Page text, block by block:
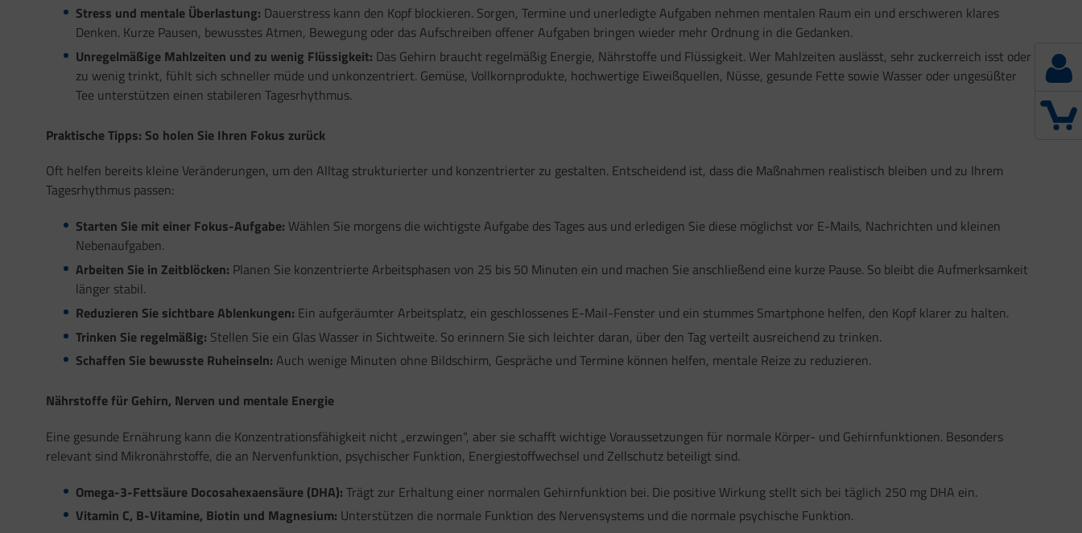
Stress und mentale Überlastung: Dauerstress kann den Kopf blockieren. Sorgen, Termine und unerledigte Aufgaben nehmen mentalen Raum ein und erschweren klares
Denken. Kurze Pausen, bewusstes Atmen, Bewegung oder das Aufschreiben offener Aufgaben bringen wieder mehr Ordnung in die Gedanken.
Unregelmäßige Mahlzeiten und zu wenig Flüssigkeit: Das Gehirn braucht regelmäßig Energie, Nährstoffe und Flüssigkeit. Wer Mahlzeiten auslässt, sehr zuckerreich isst oder
zu wenig trinkt, fühlt sich schneller müde und unkonzentriert. Gemüse, Vollkornprodukte, hochwertige Eiweißquellen, Nüsse, gesunde Fette sowie Wasser oder ungesüßter
Tee unterstützen einen stabileren Tagesrhythmus.
Praktische Tipps: So holen Sie Ihren Fokus zurück
Oft helfen bereits kleine Veränderungen, um den Alltag strukturierter und konzentrierter zu gestalten. Entscheidend ist, dass die Maßnahmen realistisch bleiben und zu Ihrem
Tagesrhythmus passen:
Starten Sie mit einer Fokus-Aufgabe: Wählen Sie morgens die wichtigste Aufgabe des Tages aus und erledigen Sie diese möglichst vor E-Mails, Nachrichten und kleinen
Nebenaufgaben.
Arbeiten Sie in Zeitblöcken: Planen Sie konzentrierte Arbeitsphasen von 25 bis 50 Minuten ein und machen Sie anschließend eine kurze Pause. So bleibt die Aufmerksamkeit
länger stabil.
Reduzieren Sie sichtbare Ablenkungen: Ein aufgeräumter Arbeitsplatz, ein geschlossenes E-Mail-Fenster und ein stummes Smartphone helfen, den Kopf klarer zu halten.
Trinken Sie regelmäßig: Stellen Sie ein Glas Wasser in Sichtweite. So erinnern Sie sich leichter daran, über den Tag verteilt ausreichend zu trinken.
Schaffen Sie bewusste Ruheinseln: Auch wenige Minuten ohne Bildschirm, Gespräche und Termine können helfen, mentale Reize zu reduzieren.
Nährstoffe für Gehirn, Nerven und mentale Energie
Eine gesunde Ernährung kann die Konzentrationsfähigkeit nicht „erzwingen“, aber sie schafft wichtige Voraussetzungen für normale Körper- und Gehirnfunktionen. Besonders
relevant sind Mikronährstoffe, die an Nervenfunktion, psychischer Funktion, Energiestoffwechsel und Zellschutz beteiligt sind.
Omega-3-Fettsäure Docosahexaensäure (DHA): Trägt zur Erhaltung einer normalen Gehirnfunktion bei. Die positive Wirkung stellt sich bei täglich 250 mg DHA ein.
Vitamin C, B-Vitamine, Biotin und Magnesium: Unterstützen die normale Funktion des Nervensystems und die normale psychische Funktion.